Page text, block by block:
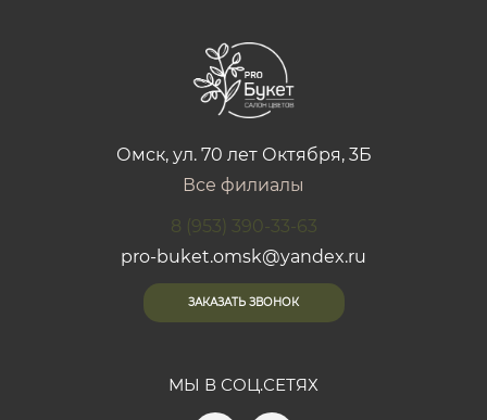
Омск, ул. 70 лет Октября, 3Б
Все филиалы
8 (953) 390-33-63
pro-buket.omsk@yandex.ru
ЗАКАЗАТЬ ЗВОНОК
МЫ В СОЦ.СЕТЯХ